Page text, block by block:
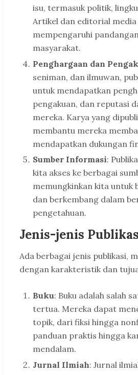
isu, termasuk politik,
Artikel dan editorial
mempengaruhi
masyarakat.
Penghargaan dan
seniman, dan ilmuwan,
untuk mendapatkan
pengakuan, dan reputasi
mereka. Karya yang
membantu mereka
mendapatkan dukungan
Sumber Informasi:
kita akses ke berbagai
memungkinkan kita untuk
dan berkembang dalam
pengetahuan.
Jenis-jenis
Ada berbagai jenis publikasi,
dengan karakteristik dan
Buku: Buku adalah salah
tertua. Mereka dapat
topik, dari fiksi hingga
panduan praktis hingga
mendalam.
Jurnal Ilmiah: Jurnal